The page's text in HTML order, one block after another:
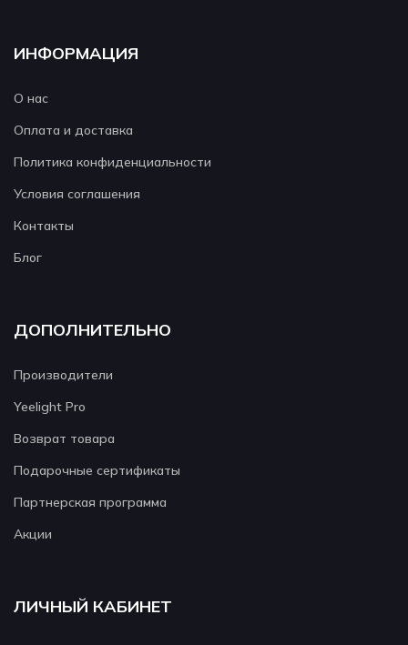
ИНФОРМАЦИЯ
О нас
Оплата и доставка
Политика конфиденциальности
Условия соглашения
Контакты
Блог
ДОПОЛНИТЕЛЬНО
Производители
Yeelight Pro
Возврат товара
Подарочные сертификаты
Партнерская программа
Акции
ЛИЧНЫЙ КАБИНЕТ